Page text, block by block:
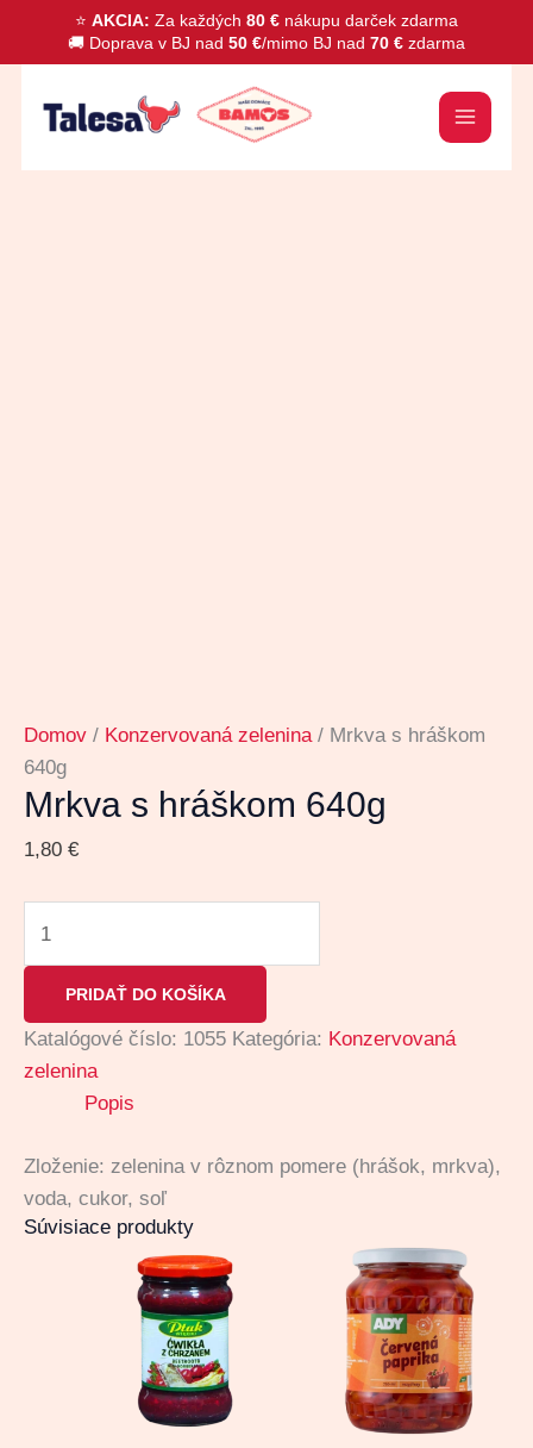
⭐ AKCIA: Za každých 80 € nákupu darček zdarma
🚚 Doprava v BJ nad 50 €/mimo BJ nad 70 € zdarma
Preskočiť
Domov / Konzervovaná zelenina/ Mrkva s hráškom
640g
Mrkva s hráškom 640g
1,80 €
Mrkva
hráškom
PRIDAŤ DO KOŠÍKA
Katalógové číslo: 1055 Kategória: Konzervovaná
zelenina
Popis
Zloženie: zelenina v rôznom pomere (hrášok, mrkva),
voda, cukor, soľ
Súvisiace produkty